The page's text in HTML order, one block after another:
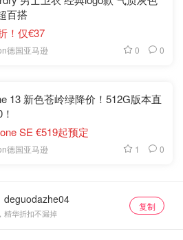
百搭
！仅€37
德国亚马逊 0 0
13 新色苍岭绿降价！512G版本直
SE €519起预定
德国亚马逊 1 0
精华折扣不漏掉
复制